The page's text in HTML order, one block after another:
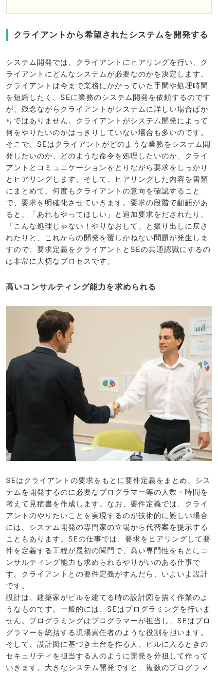
クライアントから希望されたシステムを開発する
システム開発では、クライアントにヒアリングを行い、ク
ライアントにどんなシステムが必要なのかを決定します。
クライアントは今まで業務にかかっていた手間や処理時間
を短縮したく、SEに業務のシステム開発を依頼するのです
が、残念ながらクライアントがシステムに詳しい場合ばか
りではありません。クライアントがシステム開発によって
何をやりたいのかはっきりしていない場合も多いのです。
そこで、SEはクライアントがどのような業務をシステム開
発したいのか、どのような命令を処理したいのか、クライ
アントとコミュニケーションをとりながら要求をしっかり
とヒアリングします。そして、ヒアリングした内容を書類
にまとめて、何度もクライアントの意向を確認すること
で、要求を明確化させていきます。要求の段階で齟齬があ
ると、「あれもやってほしい」と追加要求をだされたり、
「こんな処理じゃない！やりなおして」と振り出しに戻さ
れたりと、これからの開発を覆しかねない問題が発生しま
すので、要求定義をクライアントとSEの共通認識にするの
は非常に大切なプロセスです。
高いコンサルティング能力を求められる
SEはクライアントの要求をもとに要件定義をまとめ、シス
テムを開発するのに必要なプログラマー等の人数・時間を
考えて見積書を作成します。なお、要件定義では、クライ
アントのやりたいことを実現するのが技術的に難しい場合
には、システム開発の専門家の立場から代替案を提示する
こともあります。SEの仕事では、要求をヒアリングして要
件を定義する工程が最初の関門で、高い専門性をもとにコ
ンサルティング能力も求められるやりがいのある仕事で
す。クライアントとの要件定義がすんだら、いよいよ設計
です。
設計は、建築家がビルを建てる時の設計図を描く作業のよ
うなものです。一般的には、SEはプログラミングを行いま
せん。プログラミングはプログラマーが担当し、SEはプロ
グラマーを統括する現場責任者のような役割を担います。
そして、設計図に基づき土台を作る人、ビルに入るときの
セキュリティを担当する人のように開発を分担して作って
いきます。大きなシステム開発ですと、複数のプログラマ